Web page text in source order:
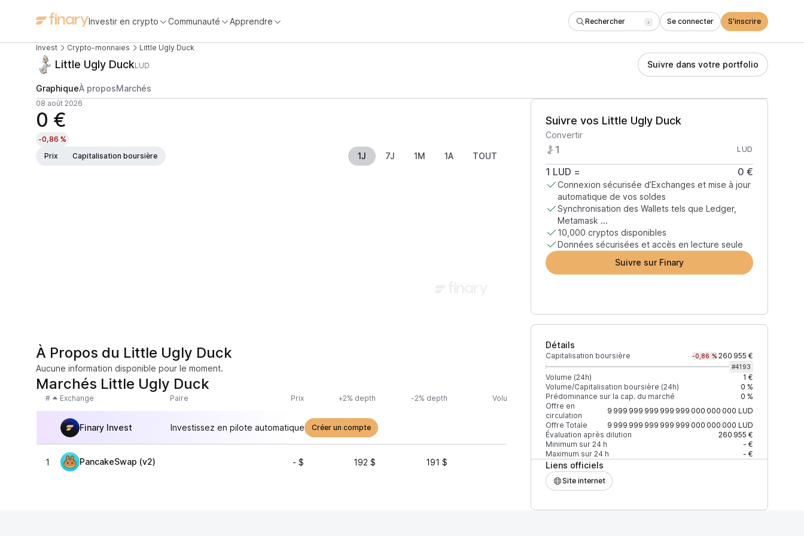
Investir en crypto Communauté Apprendre Rechercher / Se connecter S'inscrire
Invest Crypto-monnaies Little Ugly Duck
Little Ugly DuckLUD Suivre dans votre portfolio
GraphiqueÀ proposMarchés
08 août 2026
0 €
-0,86 %
Prix
Capitalisation boursière 1J 7J 1M 1A TOUT
Suivre vos Little Ugly Duck
Convertir
LUD
1 LUD = 0 €
Connexion sécurisée d’Exchanges et mise à jour
automatique de vos soldes
Synchronisation des Wallets tels que Ledger,
Metamask ...
10,000 cryptos disponibles
Données sécurisées et accès en lecture seule
Suivre sur Finary
Détails
Capitalisation boursière -0,86 % 260 955 €
#4193
Volume (24h)
1 €
Volume/Capitalisation boursière (24h)
0 %
Prédominance sur la cap. du marché
0 %
Offre en
circulation
9 999 999 999 999 999 000 000 000 LUD
Offre Totale
9 999 999 999 999 999 000 000 000 LUD
Évaluation après dilution
260 955 €
Minimum sur 24 h
- €
Maximum sur 24 h
- €
Liens officiels
Site internet
À Propos du Little Ugly Duck
Aucune information disponible pour le moment.
Marchés Little Ugly Duck
# Exchange Paire Prix +2% depth -2% depth Volume (24h) % du volume Confiance Mis à jour
Finary Invest Investissez en pilote automatique Créer un compte
1 PancakeSwap (v2) - $ 192 $ 191 $ 1 $ 100 % Récemment